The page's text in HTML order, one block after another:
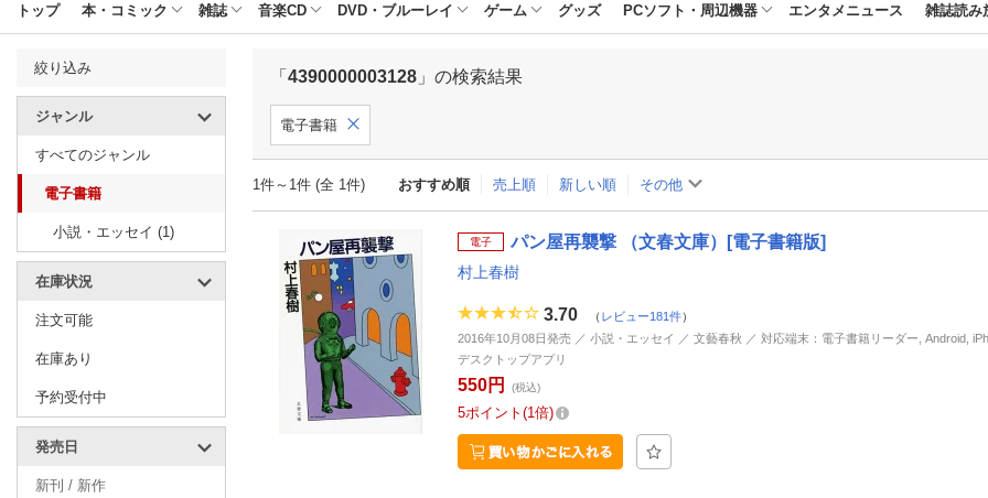
トップ 本・コミック 雑誌 音楽CD DVD・ブルーレイ ゲーム グッズ PCソフト・周辺機器 エンタメニュース 雑誌読み
絞り込み
ジャンル
すべてのジャンル
電子書籍
小説・エッセイ (1)
在庫状況
注文可能
在庫あり
予約受付中
発売日
新刊 / 新作
「 4390000003128 」の検索結果
電子書籍
1件～1件 (全 1件) おすすめ順 売上順 新しい順 その他
電子 パン屋再襲撃 （文春文庫）[電子書籍版]
村上春樹
3.70 （ レビュー181件）
2016年10月08日発売 ／ 小説・エッセイ ／ 文藝春秋 ／ 対応端末：電子書籍リーダー, Android,
デスクトップアプリ
550円 (税込)
5ポイント 1倍